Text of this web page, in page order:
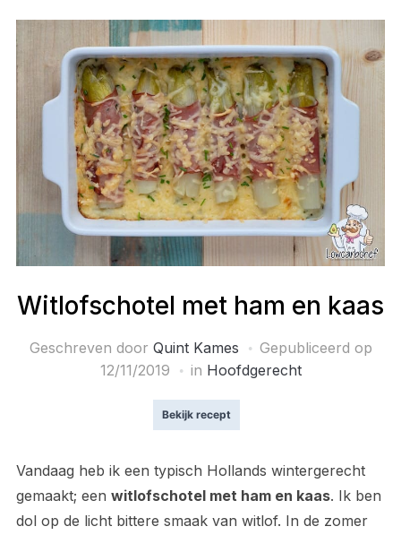
Witlofschotel met ham en kaas
Geschreven door Quint Kames
Gepubliceerd op
12/11/2019
in Hoofdgerecht
Bekijk recept
Vandaag heb ik een typisch Hollands wintergerecht
gemaakt; een witlofschotel met ham en kaas. Ik ben
dol op de licht bittere smaak van witlof. In de zomer